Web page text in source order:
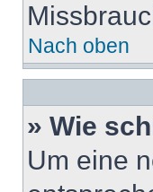
Nach oben
» Wie
Um eine